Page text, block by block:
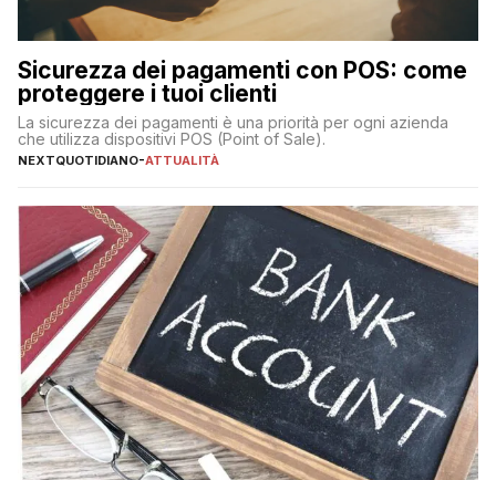
Sicurezza dei pagamenti con POS: come
proteggere i tuoi clienti
La sicurezza dei pagamenti è una priorità per ogni azienda
che utilizza dispositivi POS (Point of Sale).
NEXTQUOTIDIANO-ATTUALITÀ